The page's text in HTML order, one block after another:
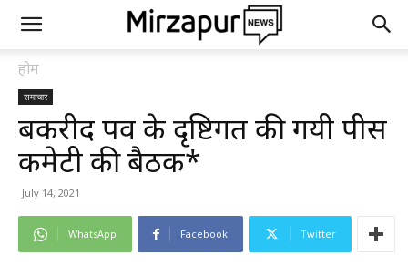
होम
समाचार
बकरीद पर्व के दृष्टिगत की गयी पीस
कमेटी की बैठक*
July 14, 2021
WhatsApp Facebook Twitter